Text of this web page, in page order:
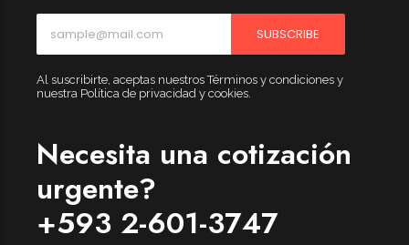
SUBSCRIBE
Al suscribirte, aceptas nuestros Términos y condiciones y
nuestra Política de privacidad y cookies.
Necesita una cotización
urgente?
+593 2-601-3747